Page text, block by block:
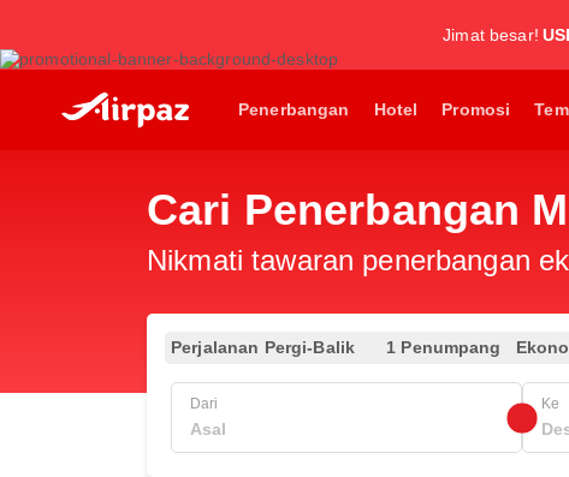
Jimat besar!
Penerbangan Hotel Promosi
Cari Penerbangan
Nikmati tawaran penerbangan
Perjalanan Pergi-Balik 1 Penumpang
Dari Ke